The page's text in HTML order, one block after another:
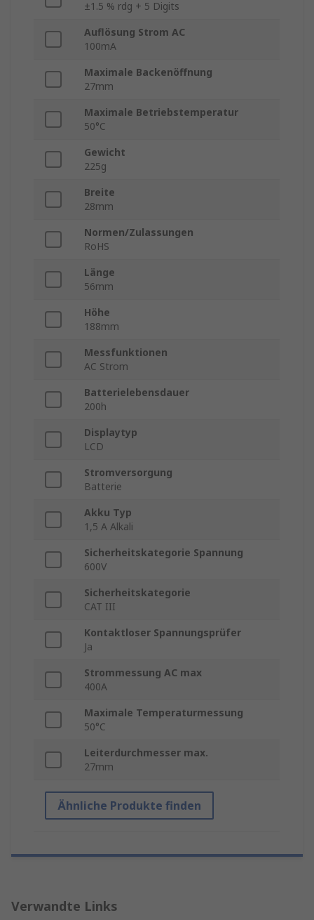
±1.5 % rdg + 5 Digits
Auflösung Strom AC
100mA
Maximale Backenöffnung
27mm
Maximale Betriebstemperatur
50°C
Gewicht
225g
Breite
28mm
Normen/Zulassungen
RoHS
Länge
56mm
Höhe
188mm
Messfunktionen
AC Strom
Batterielebensdauer
200h
Displaytyp
LCD
Stromversorgung
Batterie
Akku Typ
1,5 A Alkali
Sicherheitskategorie Spannung
600V
Sicherheitskategorie
CAT III
Kontaktloser Spannungsprüfer
Ja
Strommessung AC max
400A
Maximale Temperaturmessung
50°C
Leiterdurchmesser max.
27mm
Ähnliche Produkte finden
Verwandte Links